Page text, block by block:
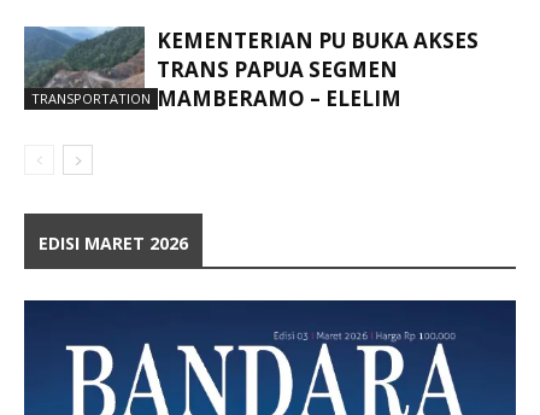
TRANSPORTATION
KEMENTERIAN PU BUKA AKSES
TRANS PAPUA SEGMEN
MAMBERAMO – ELELIM
EDISI MARET 2026